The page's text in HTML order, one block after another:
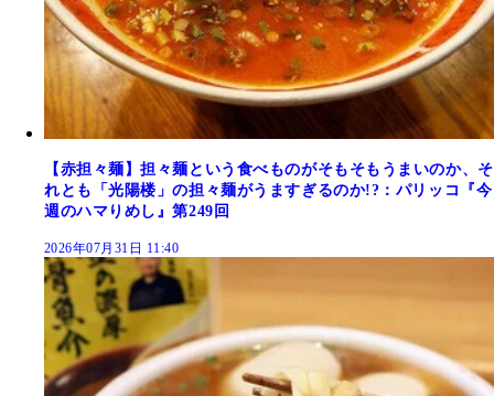
【赤担々麺】担々麺という食べものがそもそもうまいのか、そ
れとも「光陽楼」の担々麺がうますぎるのか!?：パリッコ『今
週のハマりめし』第249回
2026年07月31日 11:40